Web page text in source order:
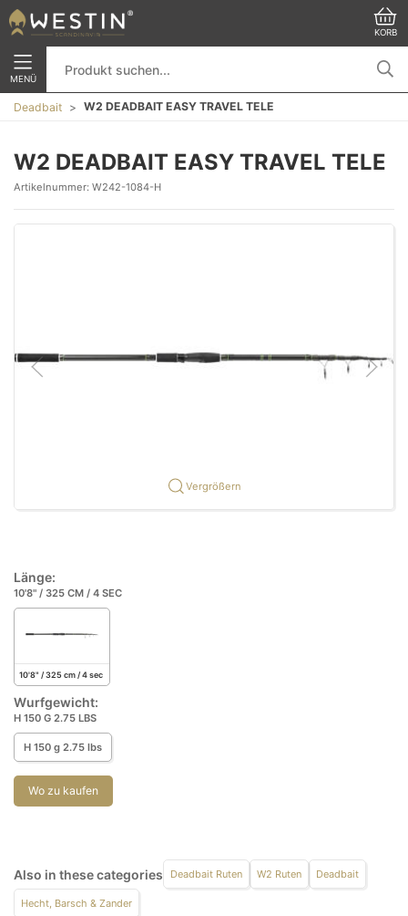
KORB
MENÜ
Deadbait W2 DEADBAIT EASY TRAVEL TELE
W2 DEADBAIT EASY TRAVEL TELE
Artikelnummer: W242-1084-H
Vergrößern
Länge:
10'8" / 325 CM / 4 SEC
10'8" / 325 cm / 4 sec
Wurfgewicht:
H 150 G 2.75 LBS
H 150 g 2.75 lbs
Wo zu kaufen
Also in these categories Deadbait Ruten W2 Ruten Deadbait
Hecht, Barsch & Zander